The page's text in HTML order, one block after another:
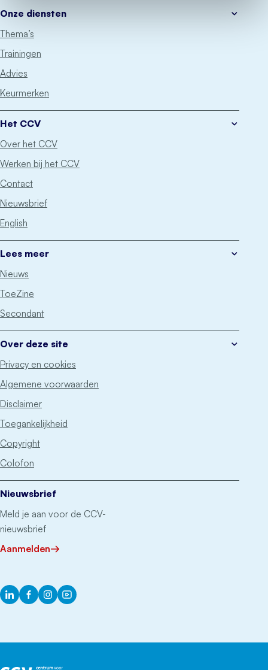
Onze diensten
Thema’s
Trainingen
Advies
Keurmerken
Het CCV
Over het CCV
Werken bij het CCV
Contact
Nieuwsbrief
English
Lees meer
Nieuws
ToeZine
Secondant
Over deze site
Privacy en cookies
Algemene voorwaarden
Disclaimer
Toegankelijkheid
Copyright
Colofon
Nieuwsbrief
Meld je aan voor de CCV-
nieuwsbrief
Aanmelden
LinkedInFacebook
InstagramYouTube